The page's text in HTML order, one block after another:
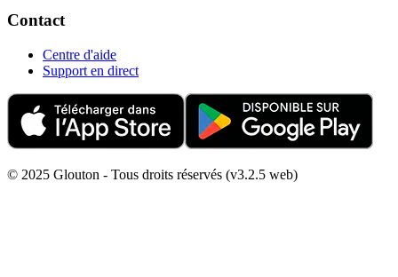
Contact
Centre d'aide
Support en direct
© 2025 Glouton - Tous droits réservés (v3.2.5 web)